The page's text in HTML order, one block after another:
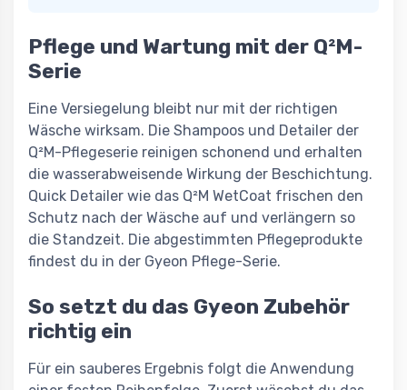
Pflege und Wartung mit der Q²M-
Serie
Eine Versiegelung bleibt nur mit der richtigen
Wäsche wirksam. Die Shampoos und Detailer der
Q²M-Pflegeserie reinigen schonend und erhalten
die wasserabweisende Wirkung der Beschichtung.
Quick Detailer wie das Q²M WetCoat frischen den
Schutz nach der Wäsche auf und verlängern so
die Standzeit. Die abgestimmten Pflegeprodukte
findest du in der Gyeon Pflege-Serie.
So setzt du das Gyeon Zubehör
richtig ein
Für ein sauberes Ergebnis folgt die Anwendung